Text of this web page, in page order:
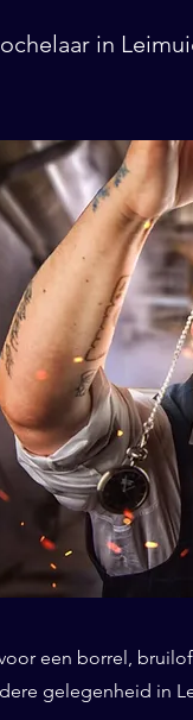
in
een borrel,
gelegenheid in